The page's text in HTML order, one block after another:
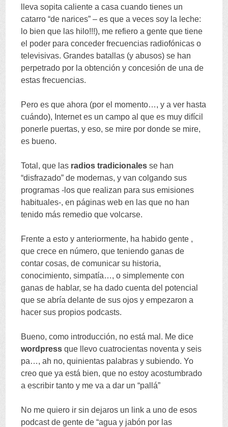
lleva sopita caliente a casa cuando tienes un
catarro “de narices” –es que a veces soy la leche:
lo bien que las hilo!!!), me refiero a gente que tiene
el poder para conceder frecuencias radiofónicas o
televisivas.Grandes batallas (y abusos)se han
perpetrado por la obtención y concesión de una de
estas frecuencias.
Pero es que ahora (por el momento…,y a ver hasta
cuándo), Internet es un campo al que es muy difícil
ponerle puertas,y eso,se mire por donde se mire,
es bueno.
Total ,que las radios tradicionales se han
“disfrazado”de modernas,y van colgando sus
programas -los que realizan para sus emisiones
habituales-,en páginas web en las que no han
tenido más remedio que volcarse.
Frente a esto y anteriormente, ha habido gente ,
que crece en número,que teniendo ganas de
contar cosas,de comunicar su historia,
conocimiento,simpatía…,o simplemente con
ganas de hablar,se ha dado cuenta del potencial
que se abría delante de sus ojos y empezaron a
hacer sus propios podcasts.
Bueno,como introducción, no está mal . Me dice
wordpress que llevo cuatrocientas noventa y seis
pa…,ah no,quinientas palabras y subiendo.Yo
creo que ya está bien,que no estoy acostumbrado
a escribir tanto y me va a dar un “pallá”
No me quiero ir sin dejaros un link a uno de esos
podcast de gente de “agua y jabón por las